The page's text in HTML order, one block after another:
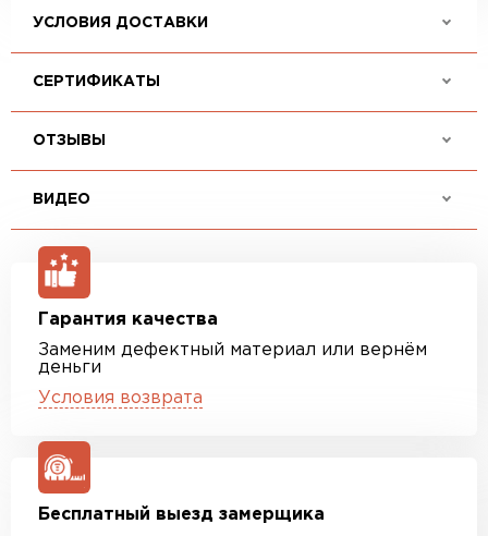
УСЛОВИЯ ДОСТАВКИ
СЕРТИФИКАТЫ
ОТЗЫВЫ
ВИДЕО
Гарантия качества
Заменим дефектный материал или вернём
деньги
Условия возврата
Бесплатный выезд замерщика